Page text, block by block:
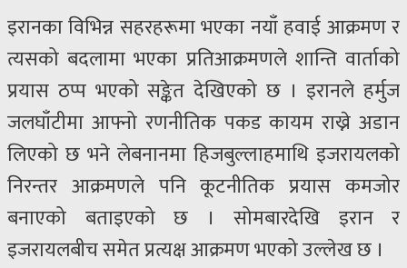
इरानका विभिन्न सहरहरूमा भएका नयाँ हवाई आक्रमण र
त्यसको बदलामा भएका प्रतिआक्रमणले शान्ति वार्ताको
प्रयास ठप्प भएको सङ्केत देखिएको छ । इरानले हर्मुज
जलघाँटीमा आफ्नो रणनीतिक पकड कायम राख्ने अडान
लिएको छ भने लेबनानमा हिजबुल्लाहमाथि इजरायलको
निरन्तर आक्रमणले पनि कूटनीतिक प्रयास कमजोर
बनाएको बताइएको छ । सोमबारदेखि इरान र
इजरायलबीच समेत प्रत्यक्ष आक्रमण भएको उल्लेख छ ।